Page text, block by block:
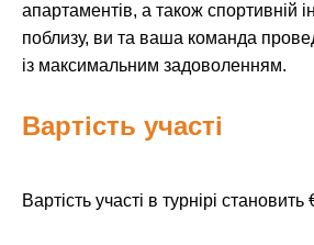
апартаментів, а також спортивній
поблизу, ви та ваша команда
із максимальним задоволенням.
Вартість участі
Вартість участі в турнірі